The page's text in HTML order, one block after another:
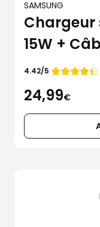
SAMSUNG
Chargeur
15W +
4.42/5 Note
4.42
étoiles
sur
24,99€